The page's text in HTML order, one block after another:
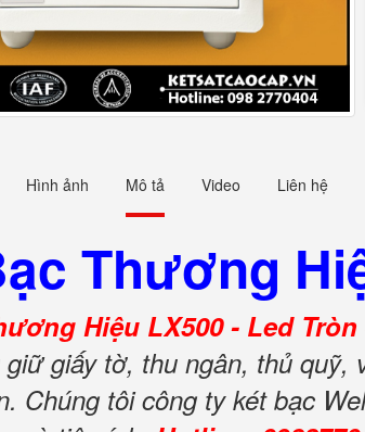
Hình ảnh Mô tả Video Liên hệ
Thương
Hiệu LX500 - Led Tròn
giấy tờ, thu ngân, thủ quỹ,
Chúng tôi công ty két bạc